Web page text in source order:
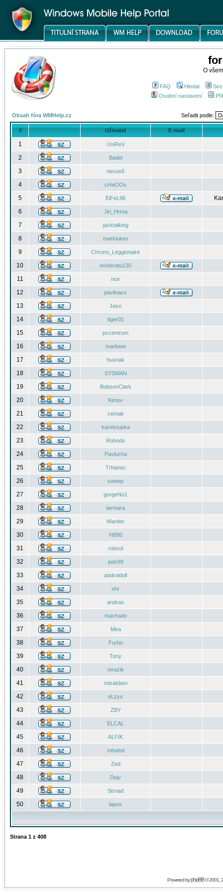
O
FAQ Hledat
Osobní nastavení
Obsah fóra WMHelp.cz Seřadit podle:
# Uživatel E-mail
1 UsiReV
2 Badel
3 nexus6
4 cHaOOs
5 EiFeL96
6
Jiri_Hrma
7 jacktalking
8 marklukes
9 Chrono_Leggionaire
10 nosferatu135
11 nox
12 pavlinaxx
13 Jaso
14 tiger01
15 pccentrum
16 marlowe
17 husnak
18 SYSMAN
19 BobsenClark
20 Kimov
21 cemak
22 karelstupka
23 Robodo
24 Pavlucha
25 Trhanec
26 sweep
27 gorgeNo1
28 tarmara
29 Warder
30 HB80
31 robsol
32 petr99
33 androidoll
34 ohr
35 andras
36 machado
37 Mira
38 Furbo
39 Tony
40 mrazik
41 misakben
42 eLzyx
43 ZBY
44 ELCAL
45 ALFIK
46 mholod
47 Zed
48 Dejv
49 Strnad
50 lapos
Strana 1 z 408
Powered byphpBB© 2001,